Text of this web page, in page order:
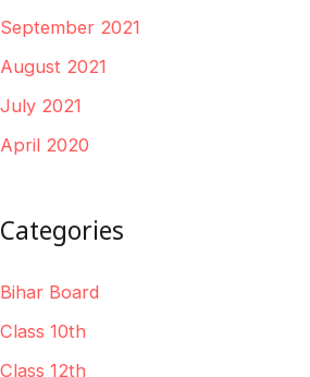
September 2021
August 2021
July 2021
April 2020
Categories
Bihar Board
Class 10th
Class 12th